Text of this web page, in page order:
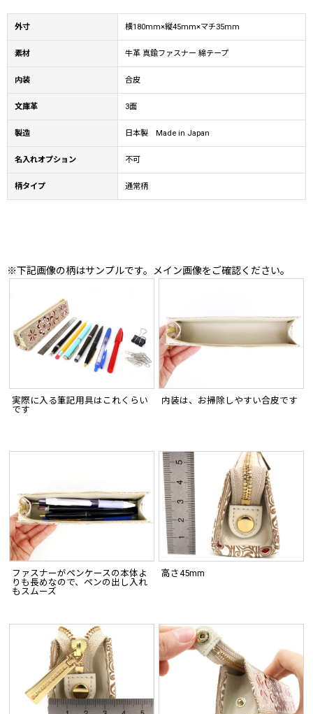
外寸 横180mm×縦45mm×マチ35mm
素材 牛革 真鍮ファスナー 綿テープ
内装 合皮
文庫革 3面
製造 日本製 Made in Japan
名入れオプション 不可
柄タイプ 通常柄
※下記画像の柄はサンプルです。メイン画像をご確認ください。
実際に入る筆記用具はこれくらい
です
内装は、お掃除しやすい合皮です
ファスナーがペンケースの本体よ
りも長めなので、ペンの出し入れ
もスムーズ
高さ45mm